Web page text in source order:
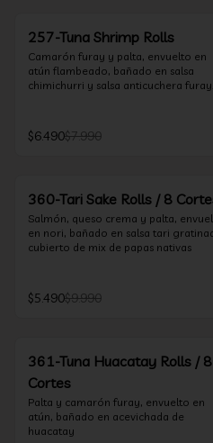
257-Tuna Shrimp Rolls
Camarón furay y palta, envuelto en
atún flambeado, bañado en salsa
chimichurri y salsa anticuchera furay.
$6.490$7.990
360-Tari Sake Rolls / 8
Salmón, queso crema y palta,
en nori, bañado en salsa tari
cubierto de mix de papas nativas
$5.490$9.990
361-Tuna Huacatay Rolls / 8
Cortes
Palta y camarón furay, envuelto en
atún, bañado en acevichada de
huacatay